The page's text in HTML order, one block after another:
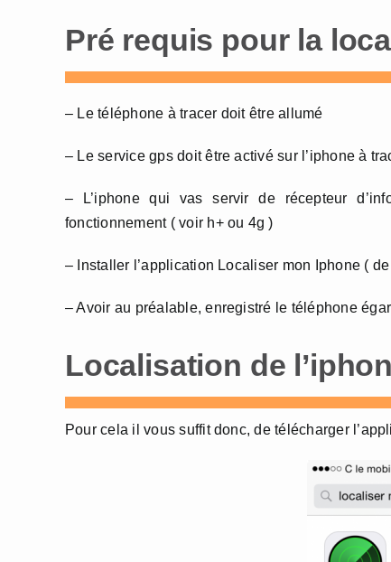
Pré requis pour la
– Le téléphone à tracer doit être allumé
– Le service gps doit être activé sur l’iphone à
– L’iphone qui vas servir de récepteur
fonctionnement ( voir h+ ou 4g )
– Installer l’application Localiser mon Iphone (
– Avoir au préalable, enregistré le téléphone
Localisation de
Pour cela il vous suffit donc, de télécharger